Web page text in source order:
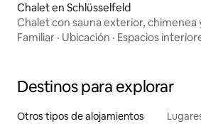
Chalet en Schlüsselfeld
Chalet con sauna exterior, chimenea
Familiar · Ubicación · Espacios
Destinos para explorar
Otros tipos de alojamientos